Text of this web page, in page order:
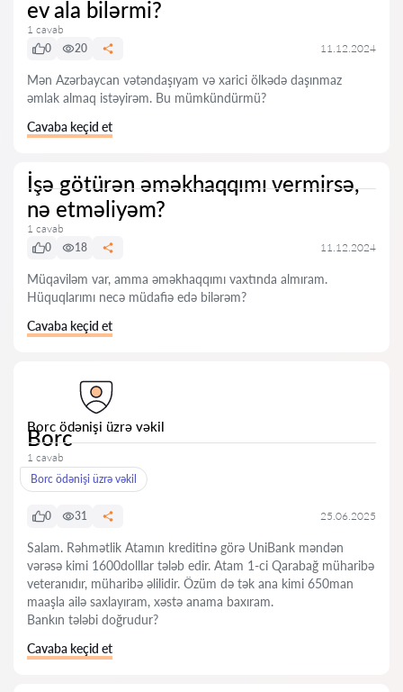
ev ala bilərmi?
1 cavab
0
20 11.12.2024
Mən Azərbaycan vətəndaşıyam və xarici ölkədə daşınmaz
əmlak almaq istəyirəm. Bu mümkündürmü?
Cavaba keçid et
İşə götürən əməkhaqqımı vermirsə,
nə etməliyəm?
1 cavab
0
18 11.12.2024
Müqaviləm var, amma əməkhaqqımı vaxtında almıram.
Hüquqlarımı necə müdafiə edə bilərəm?
Cavaba keçid et
Borc ödənişi üzrə vəkil
Borc
1 cavab
Borc ödənişi üzrə vəkil
0 31 25.06.2025
Salam. Rəhmətlik Atamın kreditinə görə UniBank məndən
vərəsə kimi 1600dolllar tələb edir. Atam 1-ci Qarabağ müharibə
veteranıdır, müharibə əlilidir. Özüm də tək ana kimi 650man
maaşla ailə saxlayıram, xəstə anama baxıram.
Bankın tələbi doğrudur?
Cavaba keçid et